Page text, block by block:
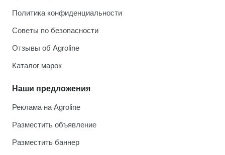
Политика конфиденциальности
Советы по безопасности
Отзывы об Agroline
Каталог марок
Наши предложения
Реклама на Agroline
Разместить объявление
Разместить баннер